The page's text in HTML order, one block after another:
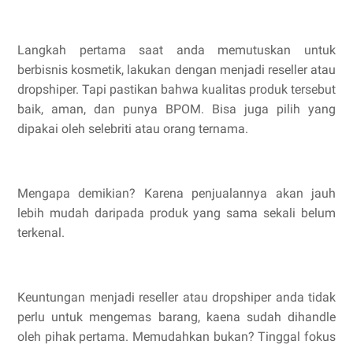
Langkah pertama saat anda memutuskan untuk
berbisnis kosmetik, lakukan dengan menjadi reseller atau
dropshiper. Tapi pastikan bahwa kualitas produk tersebut
baik, aman, dan punya BPOM. Bisa juga pilih yang
dipakai oleh selebriti atau orang ternama.
Mengapa demikian? Karena penjualannya akan jauh
lebih mudah daripada produk yang sama sekali belum
terkenal.
Keuntungan menjadi reseller atau dropshiper anda tidak
perlu untuk mengemas barang, kaena sudah dihandle
oleh pihak pertama. Memudahkan bukan? Tinggal fokus